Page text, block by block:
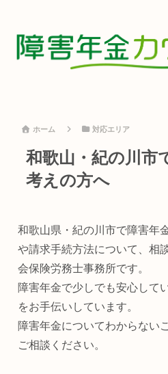
ホーム 対応エリア
和歌山・紀の川市
考えの方へ
和歌山県・紀の川市で障害年
や請求手続方法について、相
会保険労務士事務所です。
障害年金で少しでも安心して
をお手伝いしています。
障害年金についてわからない
ご相談ください。